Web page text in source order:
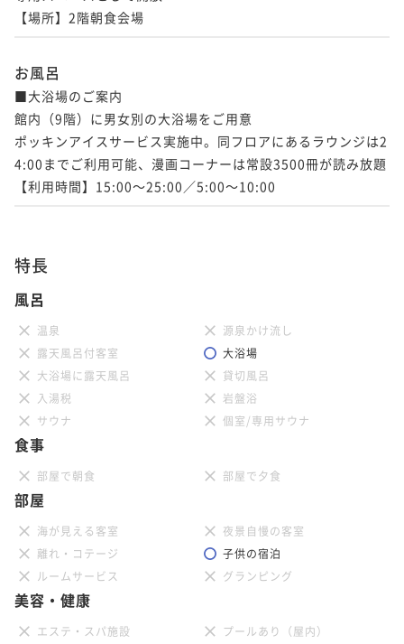
【場所】2階朝食会場
お風呂
■大浴場のご案内
館内（9階）に男女別の大浴場をご用意
ポッキンアイスサービス実施中。同フロアにあるラウンジは2
4:00までご利用可能、漫画コーナーは常設3500冊が読み放題
【利用時間】15:00～25:00／5:00～10:00
特長
風呂
温泉
源泉かけ流し
露天風呂付客室
大浴場
大浴場に露天風呂
貸切風呂
入湯税
岩盤浴
サウナ
個室/専用サウナ
食事
部屋で朝食 部屋で夕食
部屋
海が見える客室
夜景自慢の客室
離れ・コテージ
子供の宿泊
ルームサービス
グランピング
美容・健康
エステ・スパ施設
プールあり（屋内）